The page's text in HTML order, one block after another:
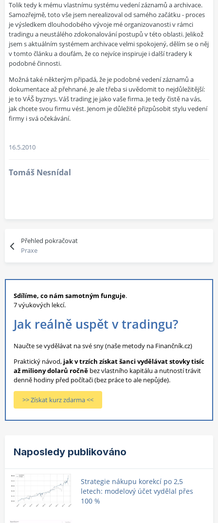
Tolik tedy k mému vlastnímu systému vedení záznamů a archivace.
Samozřejmě, toto vše jsem nerealizoval od samého začátku - proces
je výsledkem dlouhodobého vývoje mé organizovanosti v rámci
tradingu a neustálého zdokonalování postupů v této oblasti. Jelikož
jsem s aktuálním systémem archivace velmi spokojený, dělím se o něj
v tomto článku a doufám, že co nejvíce inspiruje i další tradery k
podobné činnosti.
Možná také některým připadá, že je podobné vedení záznamů a
dokumentace až přehnané. Je ale třeba si uvědomit to nejdůležitější:
je to VÁŠ byznys. Váš trading je jako vaše firma. Je tedy čistě na vás,
jak chcete svou firmu vést. Jenom je důležité přizpůsobit stylu vedení
firmy i svá očekávání.
16.5.2010
Tomáš Nesnídal
Přehled pokračovat
Praxe
Sdílíme, co nám samotným funguje.
7 výukových lekcí.
Jak reálně uspět v tradingu?
Naučte se vydělávat na své sny (naše metody na Finančník.cz)
Praktický návod, jak v trzích získat šanci vydělávat stovky tisíc
až miliony dolarů ročně bez vlastního kapitálu a nutností trávit
denně hodiny před počítači (bez práce to ale nepůjde).
>> Získat kurz zdarma <<
Naposledy publikováno
Strategie nákupu korekcí po 2,5
letech: modelový účet vydělal přes
100 %